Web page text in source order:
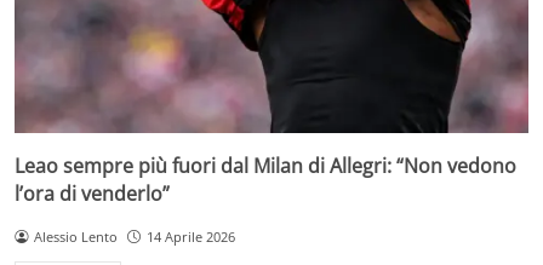
Leao sempre più fuori dal Milan di Allegri: “Non vedono
l’ora di venderlo”
Alessio Lento 14 Aprile 2026